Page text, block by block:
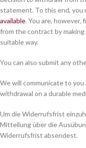
statement. To this end, you
available. You are,
from the contract by
suitable way.
You can also submit any
We will communicate to
withdrawal on a durable
Um die Widerrufsfrist
Mitteilung über die
Widerrufsfrist absendest.